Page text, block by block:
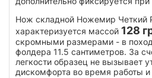
Нож складной Ножемир Четкий
характеризуется массой 128
скромными размерами - в
фолдера 11.5 сантиметров. За
легкости образец не вызывает
дискомфорта во время работы и